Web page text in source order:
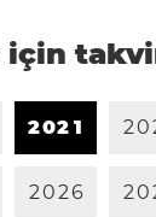
için
202 1 20
2026 20